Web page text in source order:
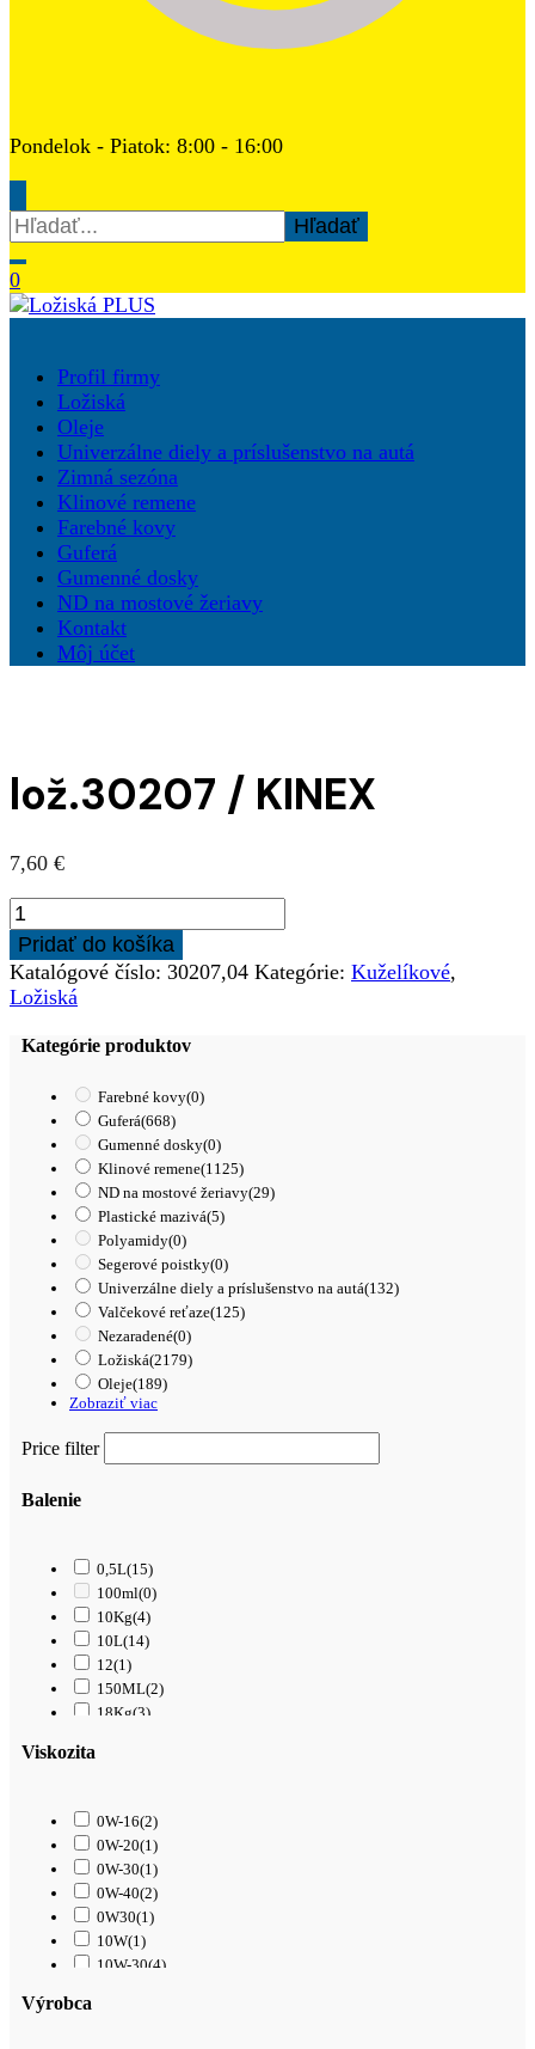
Pondelok - Piatok: 8:00 - 16:00
Hľadať:
0
Ložiská PLUS
Profil firmy
Ložiská
Oleje
Univerzálne diely a príslušenstvo na autá
Zimná sezóna
Klinové remene
Farebné kovy
Guferá
Gumenné dosky
ND na mostové žeriavy
Kontakt
Môj účet
lož.30207 / KINEX
7,60 €
množstvo
lož.30207
/
KINEX
Pridať do košíka
Katalógové číslo: 30207,04 Kategórie: Kuželíkové,
Ložiská
Kategórie produktov
Farebné kovy(0)
Guferá(668)
Gumenné dosky(0)
Klinové remene(1125)
ND na mostové žeriavy(29)
Plastické mazivá(5)
Polyamidy(0)
Segerové poistky(0)
Univerzálne diely a príslušenstvo na autá(132)
Valčekové reťaze(125)
Nezaradené(0)
Ložiská(2179)
Oleje(189)
Zobraziť viac
Price filter
Balenie
0,5L(15)
100ml(0)
10Kg(4)
10L(14)
12(1)
150ML(2)
18Kg(3)
20L (40)
250ML(1)
25Kg(5)
25L
(7)
2L (0)
3,4L (1)
Viskozita
0W-16(2)
0W-20(1)
0W-30(1)
0W-40(2)
0W30(1)
10W(1)
10W-30(4)
Výrobca